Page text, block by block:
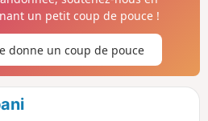
un petit coup de pouce !
donne un coup de pouce